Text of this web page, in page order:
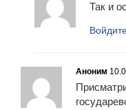
Так и
Аноним